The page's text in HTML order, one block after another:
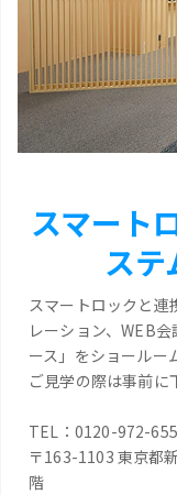
スマート
ステ
スマートロックと連
レーション、WEB
ース」をショールー
ご見学の際は事前に
TEL：0120-972-
〒163-1103 東京都
階